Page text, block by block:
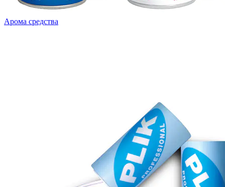
Арома средства